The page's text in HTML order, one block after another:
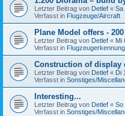
Letzter Beitrag von Detlef « Sa
Verfasst in Flugzeuge/Aircraft
Plane Model offers -
Letzter Beitrag von Detlef « Mi
Verfasst in
Construction of display
Letzter Beitrag von Detlef « Di
Verfasst in Sonstiges/
Interesting...
Letzter Beitrag von Detlef « So
Verfasst in Sonstiges/